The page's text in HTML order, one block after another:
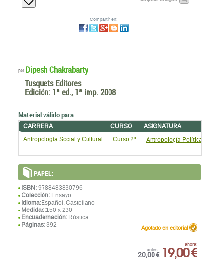
Compartir en:
por Dipesh Chakrabarty
Tusquets Editores
Edición: 1ª ed., 1ª imp. 2008
Material válido para:
CARRERA CURSO ASIGNATURA
Antropología Social y Cultural
Curso 2º Antropología Política II
PAPEL:
ISBN: 9788483830796
Colección: Ensayo
Idioma:Español, Castellano
Medidas:150 x 230
Encuadernación: Rústica
Páginas: 392
antes:
20,00 €
ahora:
19,00 €
Agotado en editorial